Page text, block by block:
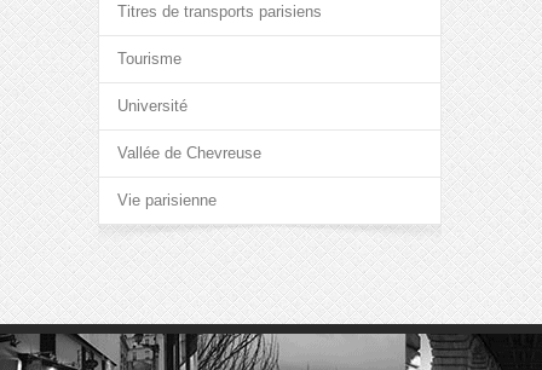
Titres de transports parisiens
Tourisme
Université
Vallée de Chevreuse
Vie parisienne